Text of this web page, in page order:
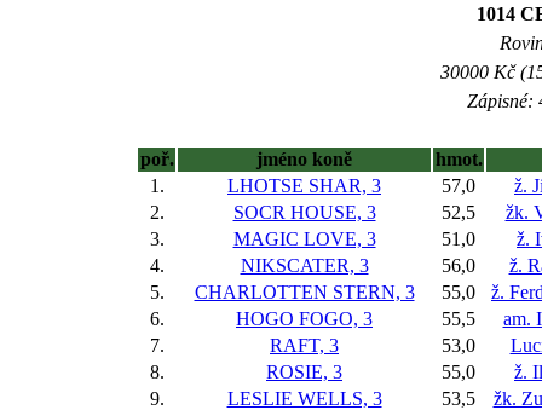
1014
30000 Kč
Zápisné:
poř. jméno koně
hmot.
1.
LHOTSE SHAR, 3 57,0
ž.
2.
SOCR HOUSE, 3 52,5
žk.
3.
MAGIC LOVE, 3 51,0
ž.
4.
NIKSCATER, 3 56,0
ž.
5.
CHARLOTTEN STERN, 3 55,0
ž.
6.
HOGO FOGO, 3 55,5
am.
7.
RAFT, 3 53,0
8.
ROSIE, 3 55,0
ž.
9.
LESLIE WELLS, 3 53,5
žk.